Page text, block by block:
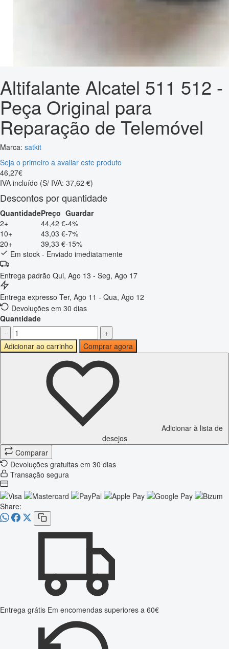
Altifalante Alcatel 511 512 -
Peça Original para
Reparação de Telemóvel
Marca: satkit
Seja o primeiro a avaliar este produto
46,27€
IVA incluído (S/ IVA: 37,62 €)
Descontos por quantidade
QuantidadePreço Guardar
2+
44,42 €-4%
10+
43,03 €-7%
20+
39,33 €-15%
Em stock - Enviado imediatamente
Entrega padrão Qui, Ago 13 - Seg, Ago 17
Entrega expresso Ter, Ago 11 - Qua, Ago 12
Devoluções em 30 dias
Quantidade
-
+
Adicionar ao carrinho
Comprar agora
Adicionar à lista de
desejos
Comparar
Devoluções gratuitas em 30 dias
Transação segura
Share:
Entrega grátis Em encomendas superiores a 60€